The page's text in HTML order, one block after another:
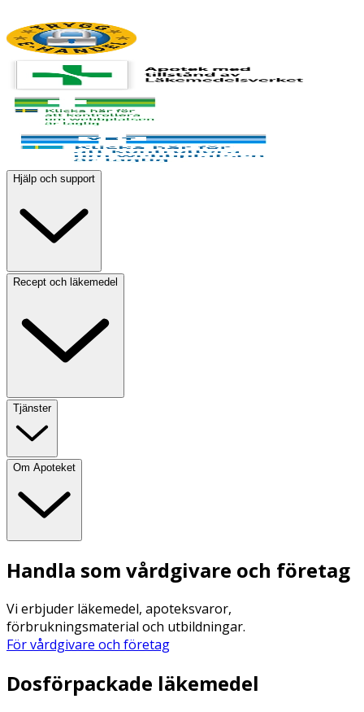
Hjälp och support
Recept och läkemedel
Tjänster
Om Apoteket
Handla som vårdgivare och företag
Vi erbjuder läkemedel, apoteksvaror,
förbrukningsmaterial och utbildningar.
För vårdgivare och företag
Dosförpackade läkemedel